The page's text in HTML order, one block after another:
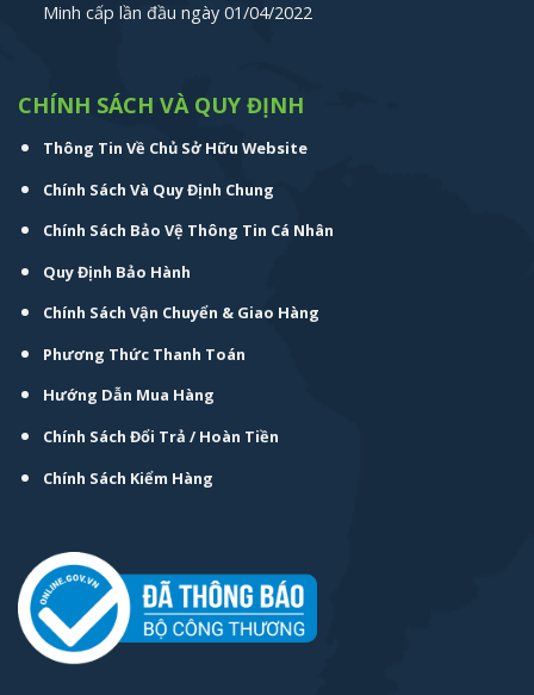
Minh cấp lần đầu ngày 01/04/2022
CHÍNH SÁCH VÀ QUY ĐỊNH
Thông Tin Về Chủ Sở Hữu Website
Chính Sách Và Quy Định Chung
Chính Sách Bảo Vệ Thông Tin Cá Nhân
Quy Định Bảo Hành
Chính Sách Vận Chuyển & Giao Hàng
Phương Thức Thanh Toán
Hướng Dẫn Mua Hàng
Chính Sách Đổi Trả / Hoàn Tiền
Chính Sách Kiểm Hàng